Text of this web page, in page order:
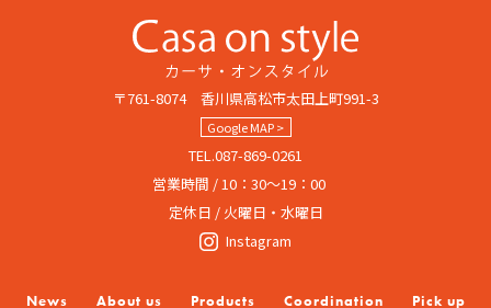
〒761-8074 香川県高松市太田上町991-3
Google MAP >
TEL.087-869-0261
営業時間 / 10：30～19：00
定休日 / 火曜日・水曜日
Instagram
News About us Products Coordination Pick up